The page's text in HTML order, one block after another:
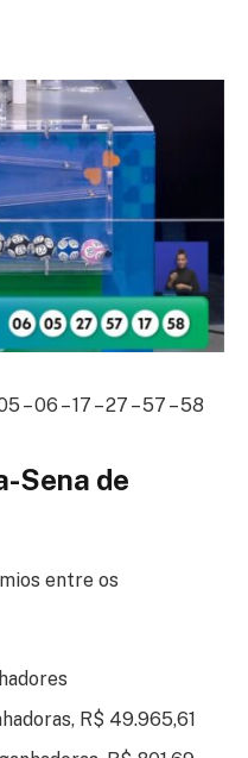
06 – 17 – 27 – 57 – 58
Sena de
entre os
R$ 49.965,61